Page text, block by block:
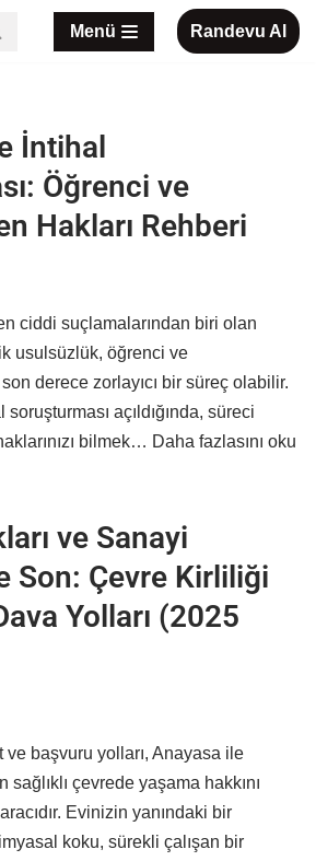
Menü Randevu Al
İntihal
Öğrenci ve
Hakları Rehberi
ciddi suçlamalarından biri olan
usulsüzlük, öğrenci ve
derece zorlayıcı bir süreç olabilir.
soruşturması açıldığında, süreci
bilmek… Daha fazlasını oku
ve Sanayi
Son: Çevre Kirliliği
Yolları (2025
başvuru yolları, Anayasa ile
sağlıklı çevrede yaşama hakkını
Evinizin yanındaki bir
koku, sürekli çalışan bir